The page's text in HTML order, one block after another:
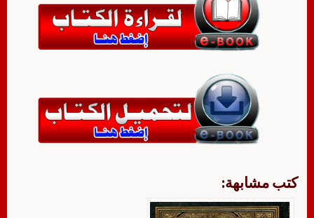
كتب مشابهة: